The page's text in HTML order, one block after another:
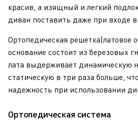
красив, а изящный и легкий
диван поставить даже при входе в
Ортопедическая решетка(латовое
основание состоит из березовых
лата выдерживает динамическую
статическую в три раза больше,
надежность при использовании
Ортопедическая система